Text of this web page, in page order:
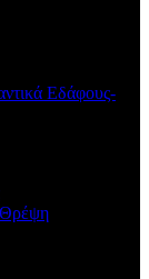
Εδάφους-
Θρέψη